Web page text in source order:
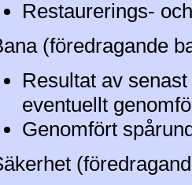
Restaurerings-
(föredragande
Resultat av
eventuellt
Genomfört